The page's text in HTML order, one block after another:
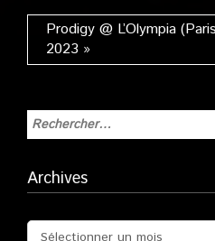
Prodigy @ L’Olympia
2023 »
Archives